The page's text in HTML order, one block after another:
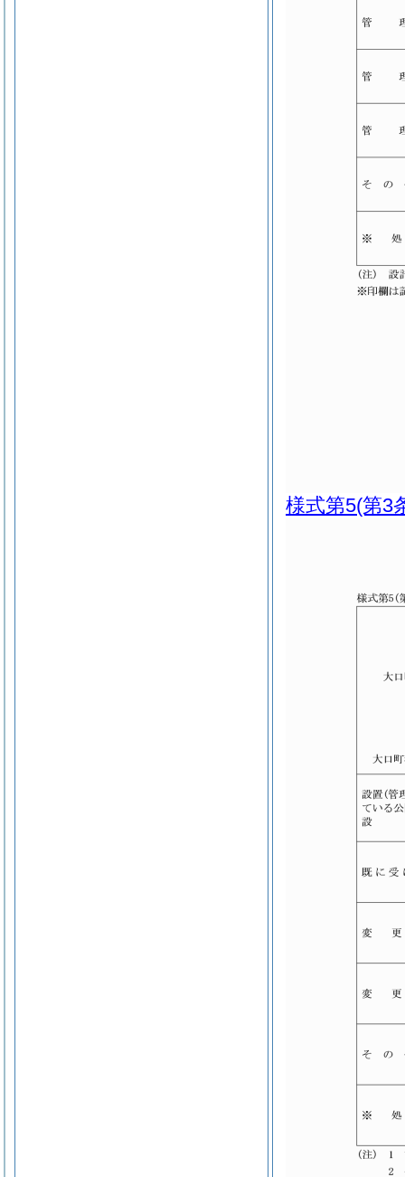
様式第5(第3